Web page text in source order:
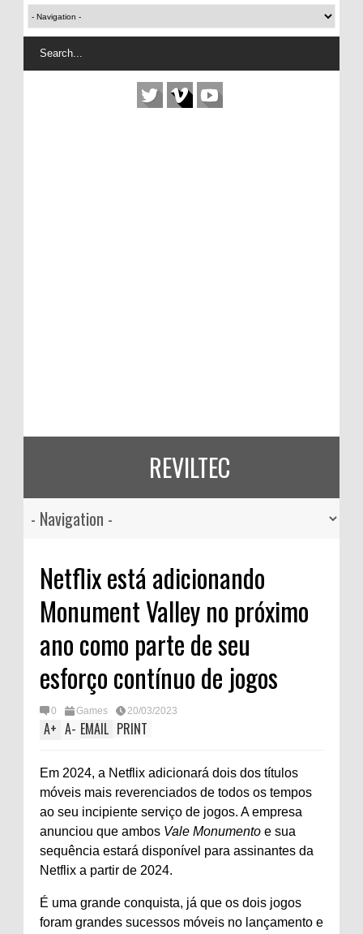
REVILTEC
Netflix está adicionando
Monument Valley no próximo
ano como parte de seu
esforço contínuo de jogos
0 Games 20/03/2023
A+ A- EMAIL PRINT
Em 2024, a Netflix adicionará dois dos títulos
móveis mais reverenciados de todos os tempos
ao seu incipiente serviço de jogos. A empresa
anunciou que ambos Vale Monumento e sua
sequência estará disponível para assinantes da
Netflix a partir de 2024.
É uma grande conquista, já que os dois jogos
foram grandes sucessos móveis no lançamento e